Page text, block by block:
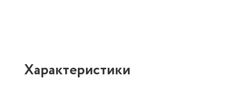
Характеристики